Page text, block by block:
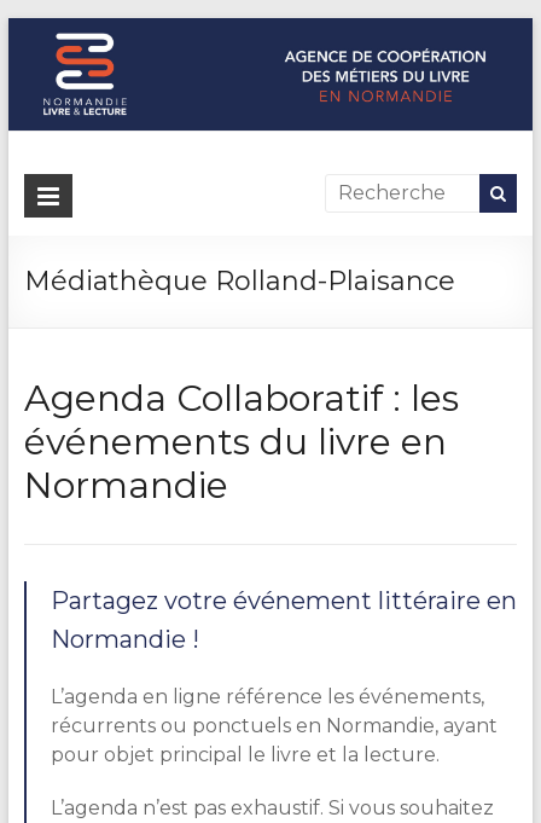
Normandie Livre & Lecture
L'agence de coopération des métiers du livre en Normandie
Médiathèque Rolland-Plaisance
Agenda Collaboratif : les
événements du livre en
Normandie
Partagez votre événement littéraire en
Normandie !
L’agenda en ligne référence les événements,
récurrents ou ponctuels en Normandie, ayant
pour objet principal le livre et la lecture.
L’agenda n’est pas exhaustif. Si vous souhaitez